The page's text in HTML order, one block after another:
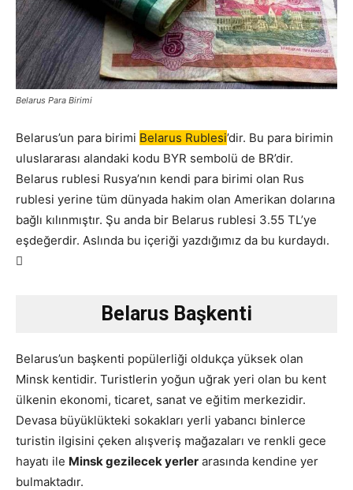
Belarus Para Birimi
Belarus’un para birimi Belarus Rublesi’dir. Bu para birimin
uluslararası alandaki kodu BYR sembolü de BR’dir.
Belarus rublesi Rusya’nın kendi para birimi olan Rus
rublesi yerine tüm dünyada hakim olan Amerikan dolarına
bağlı kılınmıştır. Şu anda bir Belarus rublesi 3.55 TL’ye
eşdeğerdir. Aslında bu içeriği yazdığımız da bu kurdaydı.

Belarus Başkenti
Belarus’un başkenti popülerliği oldukça yüksek olan
Minsk kentidir. Turistlerin yoğun uğrak yeri olan bu kent
ülkenin ekonomi, ticaret, sanat ve eğitim merkezidir.
Devasa büyüklükteki sokakları yerli yabancı binlerce
turistin ilgisini çeken alışveriş mağazaları ve renkli gece
hayatı ile Minsk gezilecek yerler arasında kendine yer
bulmaktadır.